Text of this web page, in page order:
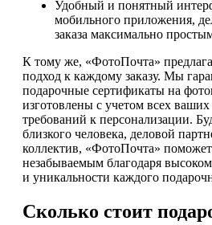
Удобный и понятный
мобильного приложения,
заказа максимально
К тому же, «ФотоПочта»
подход к каждому заказу. Мы
подарочные сертификаты на
изготовлены с учетом всех
требований к персонализации.
близкого человека, деловой
коллектив, «ФотоПочта» поможет
незабываемым благодаря
и уникальности каждого
Сколько стоит